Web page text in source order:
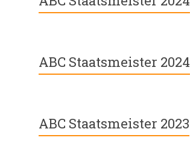
ABC Staatsmeister 2024
ABC Staatsmeister 2023